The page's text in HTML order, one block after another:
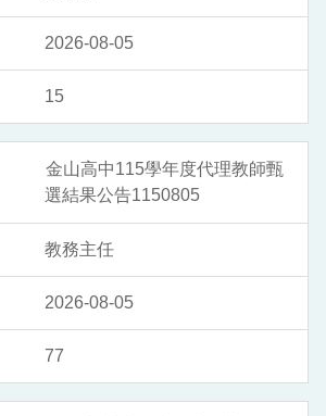
2026-08-05
15
金山高中115學年度代理教師甄
選結果公告1150805
教務主任
2026-08-05
77